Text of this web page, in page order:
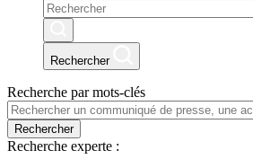
Rechercher
Recherche par mots-clés
Rechercher
Recherche experte :